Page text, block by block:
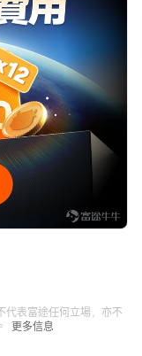
代表富途任何立場，亦不
更多信息